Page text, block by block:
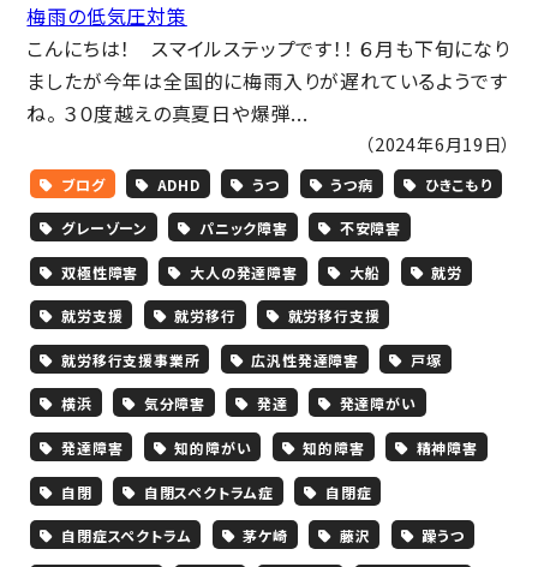
梅雨の低気圧対策
こんにちは！ スマイルステップです！！ ６月も下旬になり
ましたが今年は全国的に梅雨入りが遅れているようです
ね。 ３０度越えの真夏日や爆弾...
（2024年6月19日）
ブログ ADHD うつ うつ病 ひきこもり
グレーゾーン パニック障害 不安障害
双極性障害 大人の発達障害 大船 就労
就労支援 就労移行 就労移行支援
就労移行支援事業所 広汎性発達障害 戸塚
横浜 気分障害 発達 発達障がい
発達障害 知的障がい 知的障害 精神障害
自閉 自閉スペクトラム症 自閉症
自閉症スペクトラム 茅ケ崎 藤沢 躁うつ